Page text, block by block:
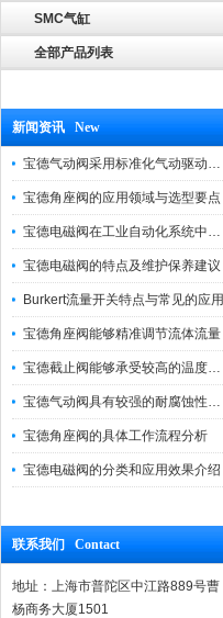
SMC气缸
全部产品列表
新闻资讯 New
宝德气动阀采用标准化气动驱动设计，可匹配各类工业气源工况
宝德角座阀的应用领域与选型要点
宝德电磁阀在工业自动化系统中的作用
宝德电磁阀的特点及维护保养建议
Burkert流量开关特点与常见的应用
宝德角座阀能够精准调节流体流量
宝德截止阀能够承受较高的温度和压力
宝德气动阀具有较强的耐腐蚀性和抗震性
宝德角座阀的具体工作流程分析
宝德电磁阀的分类和应用效果介绍
联系我们 Contact
地址：上海市普陀区中江路889号曹
杨商务大厦1501